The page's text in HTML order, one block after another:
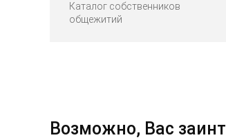
Каталог собственников
общежитий
Возможно, Вас